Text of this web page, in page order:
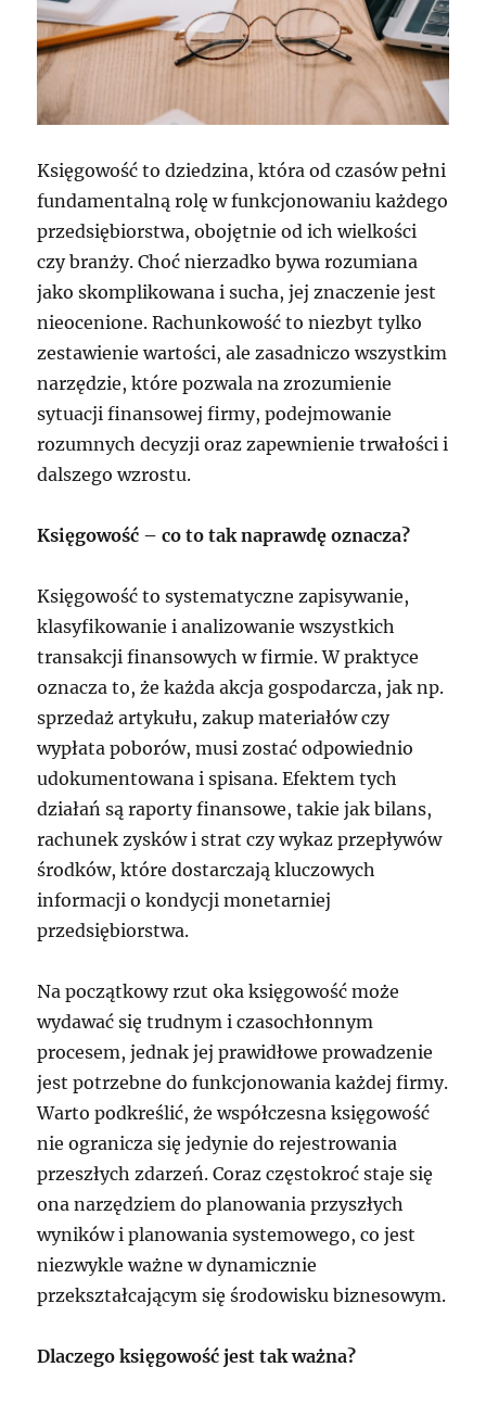
Księgowość to dziedzina, która od czasów pełni
fundamentalną rolę w funkcjonowaniu każdego
przedsiębiorstwa, obojętnie od ich wielkości
czy branży. Choć nierzadko bywa rozumiana
jako skomplikowana i sucha, jej znaczenie jest
nieocenione. Rachunkowość to niezbyt tylko
zestawienie wartości, ale zasadniczo wszystkim
narzędzie, które pozwala na zrozumienie
sytuacji finansowej firmy, podejmowanie
rozumnych decyzji oraz zapewnienie trwałości i
dalszego wzrostu.
Księgowość – co to tak naprawdę oznacza?
Księgowość to systematyczne zapisywanie,
klasyfikowanie i analizowanie wszystkich
transakcji finansowych w firmie. W praktyce
oznacza to, że każda akcja gospodarcza, jak np.
sprzedaż artykułu, zakup materiałów czy
wypłata poborów, musi zostać odpowiednio
udokumentowana i spisana. Efektem tych
działań są raporty finansowe, takie jak bilans,
rachunek zysków i strat czy wykaz przepływów
środków, które dostarczają kluczowych
informacji o kondycji monetarniej
przedsiębiorstwa.
Na początkowy rzut oka księgowość może
wydawać się trudnym i czasochłonnym
procesem, jednak jej prawidłowe prowadzenie
jest potrzebne do funkcjonowania każdej firmy.
Warto podkreślić, że współczesna księgowość
nie ogranicza się jedynie do rejestrowania
przeszłych zdarzeń. Coraz częstokroć staje się
ona narzędziem do planowania przyszłych
wyników i planowania systemowego, co jest
niezwykle ważne w dynamicznie
przekształcającym się środowisku biznesowym.
Dlaczego księgowość jest tak ważna?